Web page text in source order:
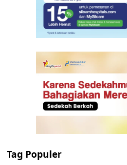
Tag Populer